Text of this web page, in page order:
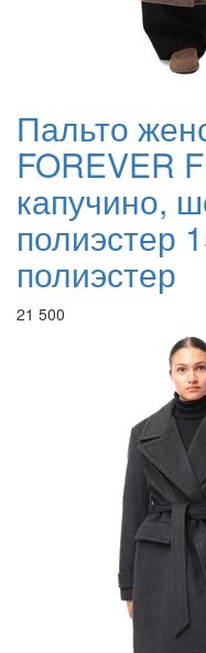
Пальто
FOREVER
капучино,
полиэстер
полиэстер
21 500